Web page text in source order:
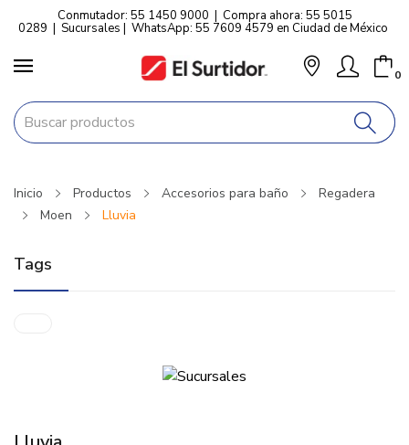
Conmutador: 55 1450 9000 | Compra ahora: 55 5015
0289 | Sucursales | WhatsApp: 55 7609 4579 en Ciudad de México
0
Inicio Productos Accesorios para baño
Regadera
Moen
Lluvia
Tags